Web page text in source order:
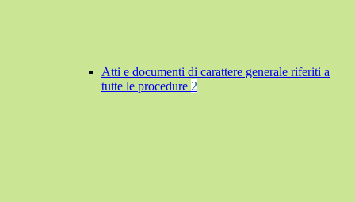
Atti e documenti di carattere generale riferiti a
tutte le procedure 2